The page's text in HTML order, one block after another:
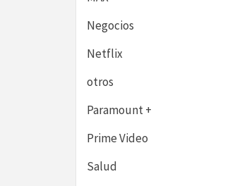
Negocios
Netflix
otros
Paramount +
Prime Video
Salud